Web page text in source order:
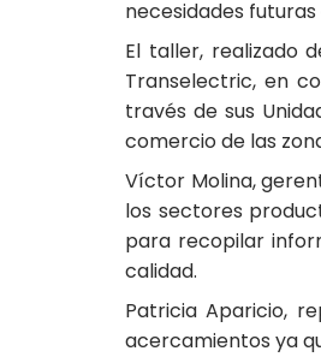
necesidades
El taller, realizado
Transelectric, en
través de sus
comercio de las
Víctor Molina,
los sectores
para recopilar
calidad.
Patricia Aparicio,
acercamientos ya